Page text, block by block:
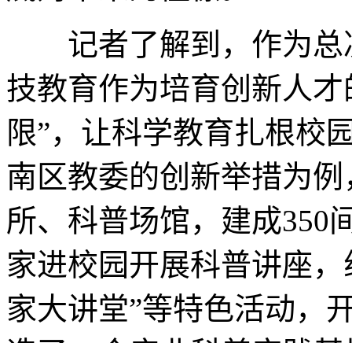
记者了解到，作为总
技教育作为培育创新人
限”，让科学教育扎根校
南区教委的创新举措为
所、科普场馆，建成350
家进校园开展科普讲座
家大讲堂”等特色活动，